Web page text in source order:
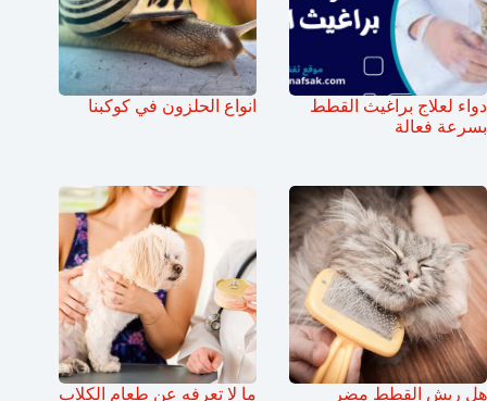
دواء لعلاج براغيث القطط
بسرعة فعالة
انواع الحلزون في كوكبنا
هل ريش القطط مضر
ما لا تعرفه عن طعام الكلاب